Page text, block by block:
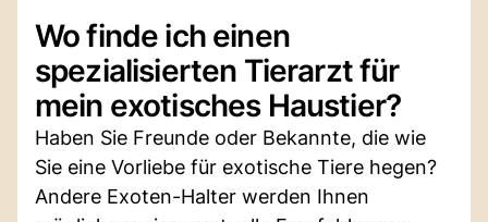
Wo finde ich einen
spezialisierten Tierarzt für
mein exotisches Haustier?
Haben Sie Freunde oder Bekannte, die wie
Sie eine Vorliebe für exotische Tiere hegen?
Andere Exoten-Halter werden Ihnen